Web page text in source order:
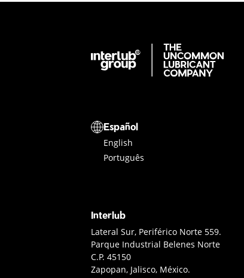
Interlub Group
Selector de idioma
Español
English
Português
Interlub
Contacto Interlub
Lateral Sur, Periférico Norte 559.
Parque Industrial Belenes Norte
C.P. 45150
Zapopan, Jalisco, México.